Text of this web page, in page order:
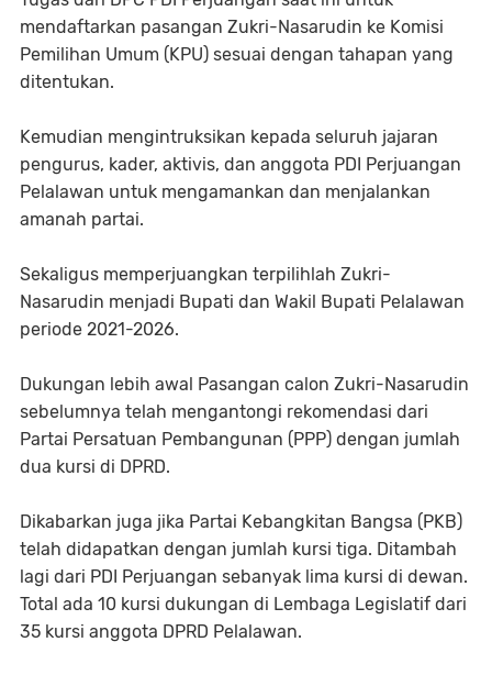
mendaftarkan pasangan Zukri-Nasarudin ke Komisi
Pemilihan Umum (KPU) sesuai dengan tahapan yang
ditentukan.
Kemudian mengintruksikan kepada seluruh jajaran
pengurus, kader, aktivis, dan anggota PDI Perjuangan
Pelalawan untuk mengamankan dan menjalankan
amanah partai.
Sekaligus memperjuangkan terpilihlah Zukri-
Nasarudin menjadi Bupati dan Wakil Bupati Pelalawan
periode 2021-2026.
Dukungan lebih awal Pasangan calon Zukri-Nasarudin
sebelumnya telah mengantongi rekomendasi dari
Partai Persatuan Pembangunan (PPP) dengan jumlah
dua kursi di DPRD.
Dikabarkan juga jika Partai Kebangkitan Bangsa (PKB)
telah didapatkan dengan jumlah kursi tiga. Ditambah
lagi dari PDI Perjuangan sebanyak lima kursi di dewan.
Total ada 10 kursi dukungan di Lembaga Legislatif dari
35 kursi anggota DPRD Pelalawan.